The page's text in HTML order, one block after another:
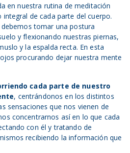
en nuestra rutina de meditación
de cada parte del cuerpo.
tomar una postura
y flexionando nuestras piernas,
y la espalda recta. En esta
procurando dejar nuestra mente
cada parte de nuestro
, centrándonos en los distintos
sensaciones que nos vienen de
concentrarnos así en lo que cada
con él y tratando de
recibiendo la información que